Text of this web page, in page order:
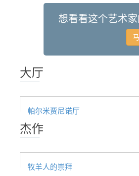
圣十字教堂
FRANÇAIS
想看看这个艺术家
大厅
帕尔米贾尼诺厅
杰作
牧羊人的崇拜